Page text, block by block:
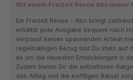
Mit einem Freizeit Revue Abo
Ein Freizeit Revue - Abo bringt
erhältst jede Ausgabe bequem nach
verpasst keinen spannenden Artikel
regelmäßigen Bezug bist Du stets auf
es um die neuesten Entwicklungen in
Zudem bieten Dir die enthaltenen
den Alltag und die kniffligen Rätsel